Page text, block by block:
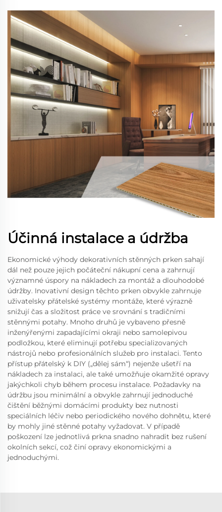
Účinná instalace a údržba
Ekonomické výhody dekorativních stěnných prken sahají
dál než pouze jejich počáteční nákupní cena a zahrnují
významné úspory na nákladech za montáž a dlouhodobé
údržby. Inovativní design těchto prken obvykle zahrnuje
uživatelsky přátelské systémy montáže, které výrazně
snižují čas a složitost práce ve srovnání s tradičními
stěnnými potahy. Mnoho druhů je vybaveno přesně
inženýřenými zapadajícími okraji nebo samolepivou
podložkou, které eliminují potřebu specializovaných
nástrojů nebo profesionálních služeb pro instalaci. Tento
přístup přátelský k DIY („dělej sám“) nejenže ušetří na
nákladech za instalaci, ale také umožňuje okamžité opravy
jakýchkoli chyb během procesu instalace. Požadavky na
údržbu jsou minimální a obvykle zahrnují jednoduché
čištění běžnými domácími produkty bez nutnosti
speciálních léčiv nebo periodického nového dohnětu, které
by mohly jiné stěnné potahy vyžadovat. V případě
poškození lze jednotlivá prkna snadno nahradit bez rušení
okolních sekcí, což činí opravy ekonomickými a
jednoduchými.